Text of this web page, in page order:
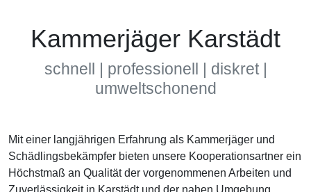
Kammerjäger Karstädt
schnell | professionell | diskret |
umweltschonend
Mit einer langjährigen Erfahrung als Kammerjäger und
Schädlingsbekämpfer bieten unsere Kooperationsartner ein
Höchstmaß an Qualität der vorgenommenen Arbeiten und
Zuverlässigkeit in Karstädt und der nahen Umgebung.